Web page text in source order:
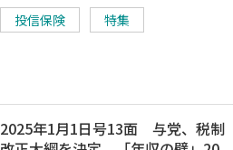
投信保険 特集
2025年1月1日号13面 与党、税制